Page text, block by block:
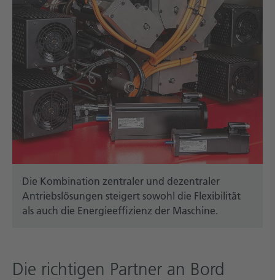
Die Kombination zentraler und dezentraler
Antriebslösungen steigert sowohl die Flexibilität
als auch die Energieeffizienz der Maschine.
Die richtigen Partner an Bord